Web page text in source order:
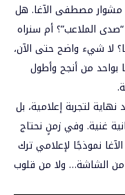
مشوار مصطفى الآغا. هل
الملاعب”؟ أم سنراه
لا شيء واضح حتى الآن،
من أنجح وأطول
لتجربة إعلامية، بل
غنية. وفي زمنٍ نحتاج
نموذجًا لإعلامي ترك
من الشاشة… ولا من قلوب